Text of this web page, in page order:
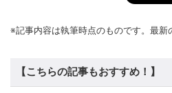
※記事内容は執筆時点のものです。最新
【こちらの記事もおすすめ！】